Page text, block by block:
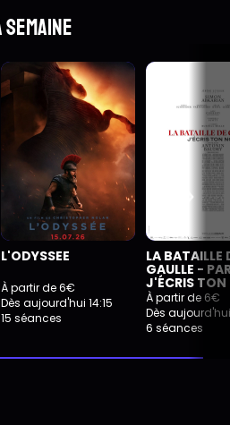
L'ODYSSEE
À partir de 6€
Dès aujourd'hui 14:15
15 séances
LA BATAILLE
GAULLE -
J'ÉCRIS
À partir de 6€
Dès
6 séances